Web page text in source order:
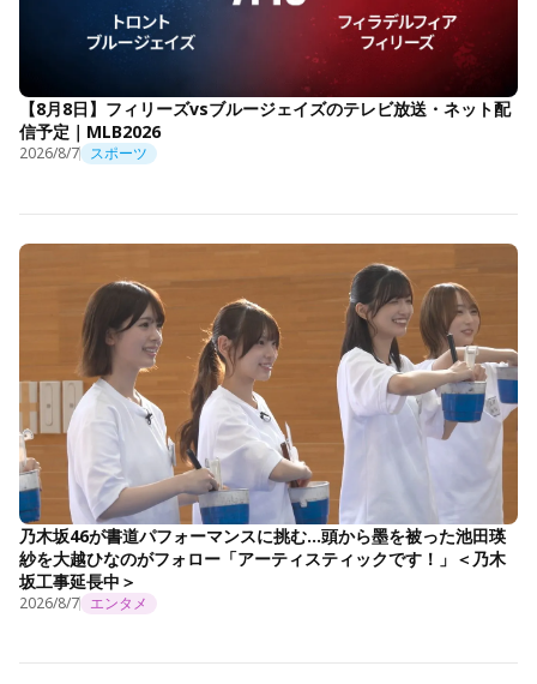
【8月8日】フィリーズvsブルージェイズのテレビ放送・ネット配
信予定｜MLB2026
2026/8/7 スポーツ
乃木坂46が書道パフォーマンスに挑む…頭から墨を被った池田瑛
紗を大越ひなのがフォロー「アーティスティックです！」＜乃木
坂工事延長中＞
2026/8/7 エンタメ